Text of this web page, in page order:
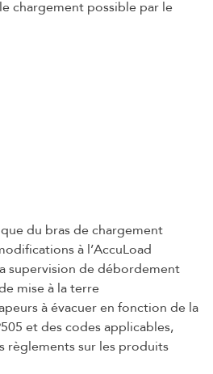
chargement possible par le
du bras de chargement
à l’AccuLoad
supervision de débordement
mise à la terre
à évacuer en fonction de la
et des codes applicables,
règlements sur les produits